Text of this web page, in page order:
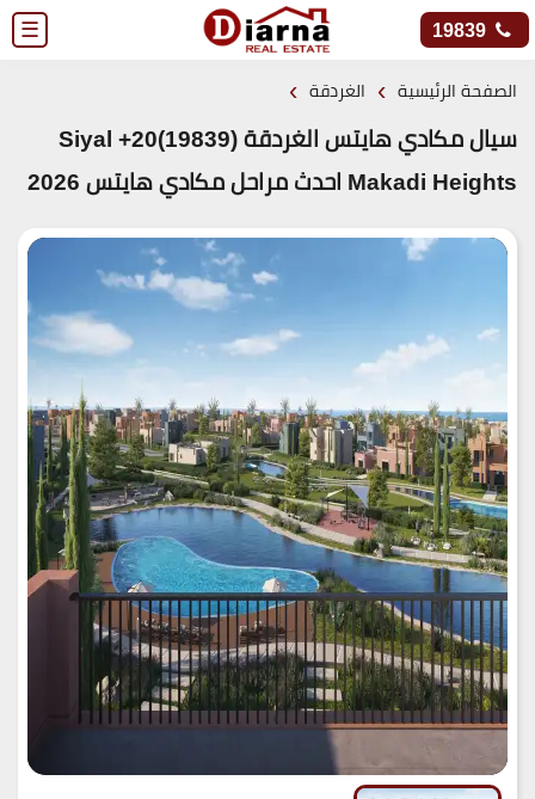
☰ 19839
الصفحة الرئيسية › الغردقة ›
سيال مكادي هايتس الغردقة (19839)20+ Siyal
Makadi Heights احدث مراحل مكادي هايتس 2026